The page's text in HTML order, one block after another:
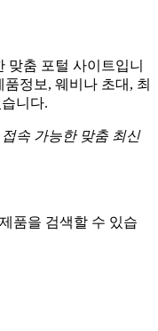
맞춤 포털 사이트입니
정보, 웨비나 초대, 최
니다.
속 가능한 맞춤 최신
품을 검색할 수 있습